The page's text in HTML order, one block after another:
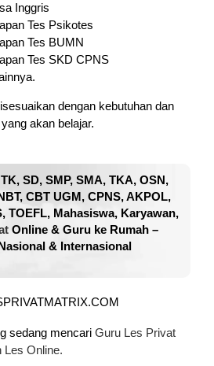
Inggris
Tes Psikotes
Tes BUMN
Tes SKD CPNS
dengan kebutuhan dan
akan belajar.
SD, SMP, SMA, TKA, OSN,
CBT UGM, CPNS, AKPOL,
TOEFL, Mahasiswa, Karyawan,
Online & Guru ke Rumah –
& Internasional
sedang mencari Guru Les Privat
Les Online.